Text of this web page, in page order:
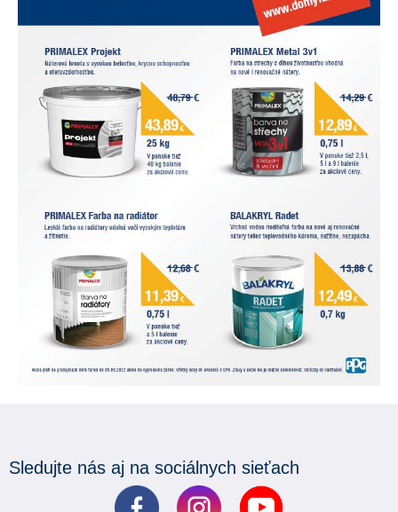
Sledujte nás aj na sociálnych sieťach